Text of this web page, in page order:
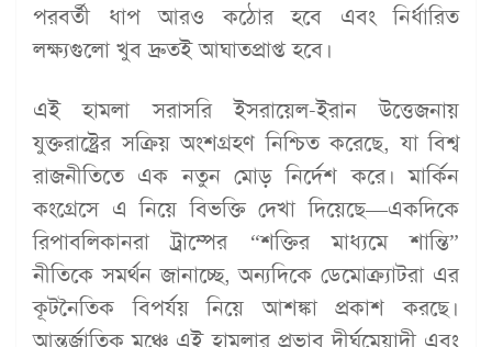
পরবর্তী ধাপ আরও কঠোর হবে এবং নির্ধারিত
লক্ষ্যগুলো খুব দ্রুতই আঘাতপ্রাপ্ত হবে।
এই হামলা সরাসরি ইসরায়েল-ইরান উত্তেজনায়
যুক্তরাষ্ট্রের সক্রিয় অংশগ্রহণ নিশ্চিত করেছে, যা বিশ্ব
রাজনীতিতে এক নতুন মোড় নির্দেশ করে। মার্কিন
কংগ্রেসে এ নিয়ে বিভক্তি দেখা দিয়েছে—একদিকে
রিপাবলিকানরা ট্রাম্পের “শক্তির মাধ্যমে শান্তি”
নীতিকে সমর্থন জানাচ্ছে, অন্যদিকে ডেমোক্র্যাটরা এর
কূটনৈতিক বিপর্যয় নিয়ে আশঙ্কা প্রকাশ করছে।
আন্তর্জাতিক মঞ্চে এই হামলার প্রভাব দীর্ঘমেয়াদী এবং